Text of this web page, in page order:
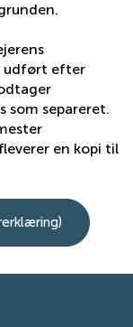
udført efter
som separeret.
en kopi til